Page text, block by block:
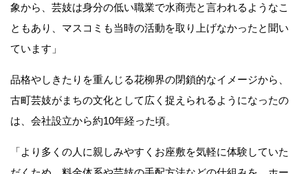
象から、芸妓は身分の低い職業で水商売と言われるようなこ
ともあり、マスコミも当時の活動を取り上げなかったと聞い
ています」
品格やしきたりを重んじる花柳界の閉鎖的なイメージから、
古町芸妓がまちの文化として広く捉えられるようになったの
は、会社設立から約10年経った頃。
「より多くの人に親しみやすくお座敷を気軽に体験していた